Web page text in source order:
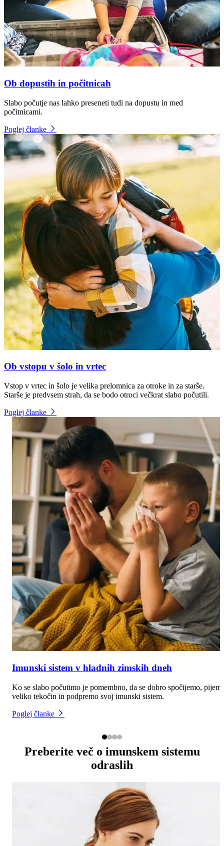
Ob dopustih in počitnicah
Slabo počutje nas lahko preseneti tudi na dopustu in med
počitnicami.
Poglej članke
Ob vstopu v šolo in vrtec
Vstop v vrtec in šolo je velika prelomnica za otroke in za starše.
Starše je predvsem strah, da se bodo otroci večkrat slabo počutili.
Poglej članke
Imunski sistem v hladnih zimskih dneh
Ko se slabo počutimo je pomembno, da se dobro spočijemo,
veliko tekočin in podpremo svoj imunski sistem.
Poglej članke
Preberite več o imunskem sistemu
odraslih